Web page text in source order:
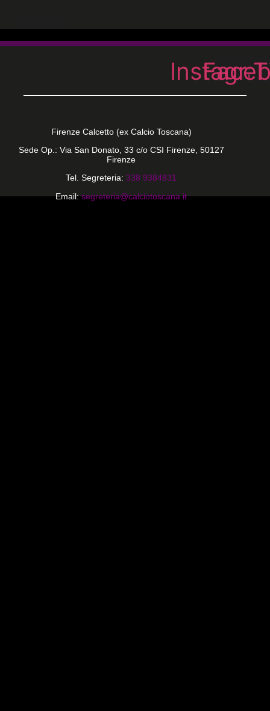
Firenze Calcetto (ex Calcio Toscana)
Sede Op.: Via San Donato, 33 c/o CSI Firenze, 50127
Firenze
Tel. Segreteria: 338 9384831
Email: segreteria@calciotoscana.it